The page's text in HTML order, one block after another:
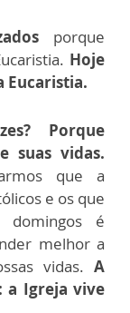
porque
Hoje
Eucaristia.
Porque
suas vidas.
que a
e os que
domingos é
melhor a
vidas. A
a Igreja vive